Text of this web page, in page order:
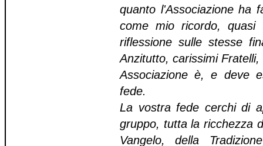
quanto l'Associazione ha
come mio ricordo,
riflessione sulle stesse
Anzitutto, carissimi
Associazione è, e deve
fede.
La vostra fede cerchi di
gruppo, tutta la ricchezza
Vangelo, della